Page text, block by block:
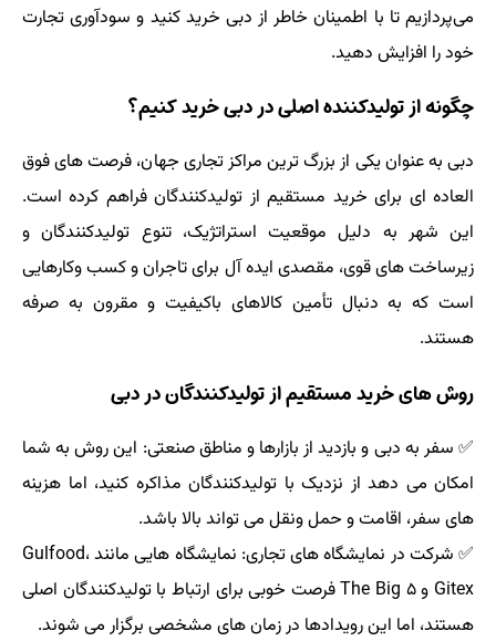
می‌پردازیم تا با اطمینان خاطر از دبی خرید کنید و سودآوری تجارت
خود را افزایش دهید.
چگونه از تولیدکننده اصلی در دبی خرید کنیم؟
دبی به عنوان یکی از بزرگ ترین مراکز تجاری جهان، فرصت های فوق
العاده ای برای خرید مستقیم از تولیدکنندگان فراهم کرده است.
این شهر به دلیل موقعیت استراتژیک، تنوع تولیدکنندگان و
زیرساخت های قوی، مقصدی ایده آل برای تاجران و کسب وکارهایی
است که به دنبال تأمین کالاهای باکیفیت و مقرون به صرفه
هستند.
روش های خرید مستقیم از تولیدکنندگان در دبی
✅ سفر به دبی و بازدید از بازارها و مناطق صنعتی: این روش به شما
امکان می دهد از نزدیک با تولیدکنندگان مذاکره کنید، اما هزینه
های سفر، اقامت و حمل ونقل می تواند بالا باشد.
✅ شرکت در نمایشگاه های تجاری: نمایشگاه هایی مانند Gulfood،
Gitex و The Big 5 فرصت خوبی برای ارتباط با تولیدکنندگان اصلی
هستند، اما این رویدادها در زمان های مشخصی برگزار می شوند.